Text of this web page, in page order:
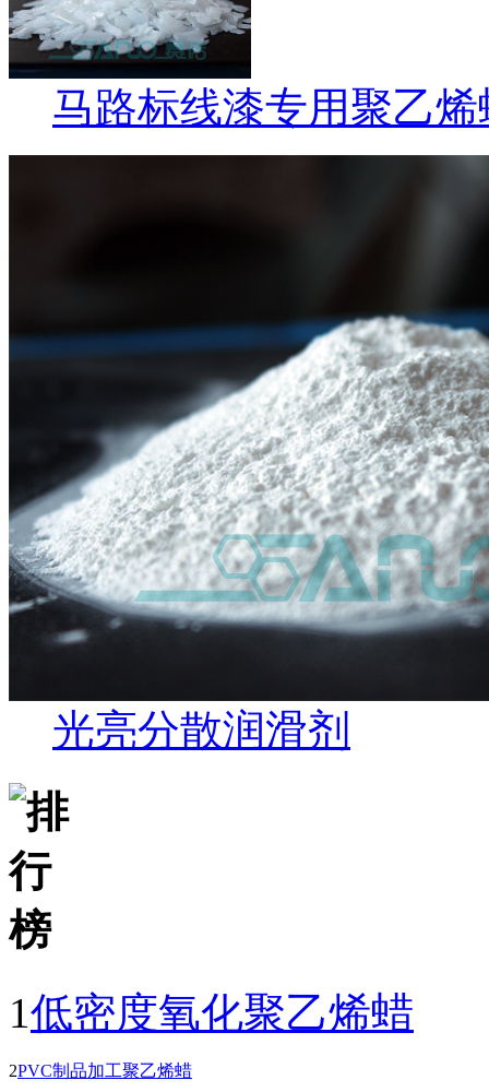
马路标线漆专用聚乙烯
光亮分散润滑剂
1低密度氧化聚乙烯蜡
2PVC制品加工聚乙烯蜡